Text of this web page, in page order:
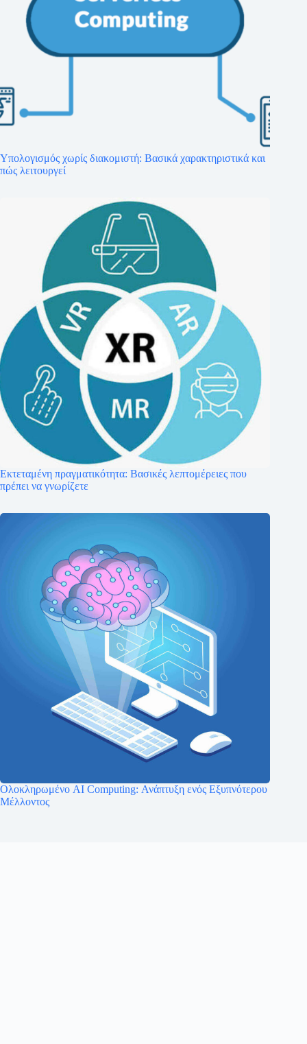
Υπολογισμός χωρίς διακομιστή: Βασικά χαρακτηριστικά και
πώς λειτουργεί
Εκτεταμένη πραγματικότητα: Βασικές λεπτομέρειες που
πρέπει να γνωρίζετε
Ολοκληρωμένο AI Computing: Ανάπτυξη ενός Εξυπνότερου
Μέλλοντος